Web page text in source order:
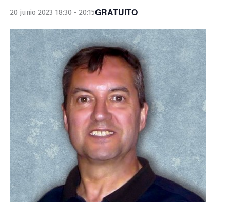
20 junio 2023 18:30 - 20:15GRATUITO